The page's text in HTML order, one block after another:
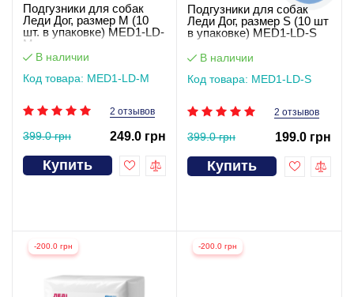
Подгузники для собак
Леди Дог, размер M (10
шт. в упаковке) MED1-LD-
M
В наличии
Код товара: MED1-LD-M
2 отзывов
399.0 грн 249.0 грн
Купить
Подгузники для собак
Леди Дог, размер S (10 шт
в упаковке) MED1-LD-S
В наличии
Код товара: MED1-LD-S
2 отзывов
399.0 грн 199.0 грн
Купить
-200.0 грн -200.0 грн